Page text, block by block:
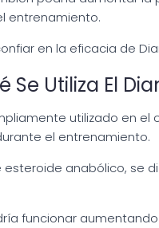
entrenamiento.
en la eficacia de
Se Utiliza El
utilizado en el
el entrenamiento.
anabólico, se
funcionar